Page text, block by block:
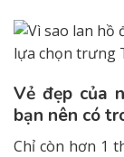
Vẻ đẹp của
bạn nên có
Chỉ còn hơn 1